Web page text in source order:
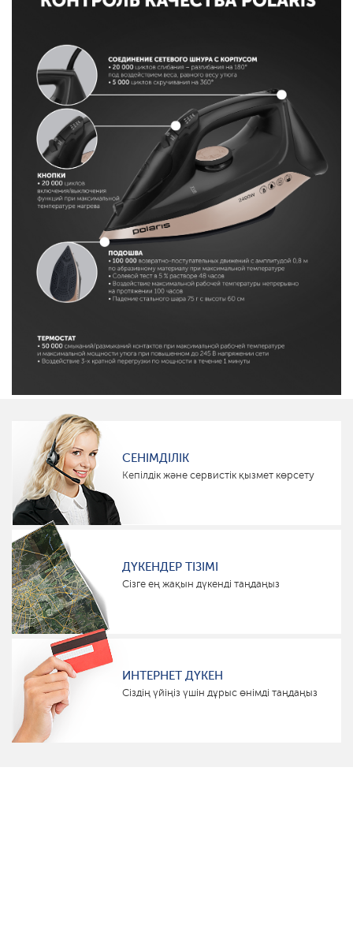
СЕНІМДІЛІК
Кепілдік және сервистік қызмет көрсету
ДҮКЕНДЕР ТІЗІМІ
Сізге ең жақын дүкенді таңдаңыз
ИНТЕРНЕТ ДҮКЕН
Сіздің үйіңіз үшін дұрыс өнімді таңдаңыз